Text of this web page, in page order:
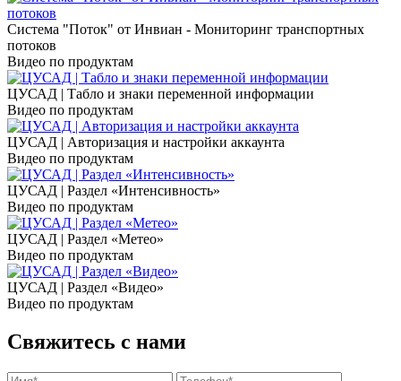
Система "Поток" от Инвиан - Мониторинг транспортных
потоков
Видео по продуктам
ЦУСАД | Табло и знаки переменной информации
Видео по продуктам
ЦУСАД | Авторизация и настройки аккаунта
Видео по продуктам
ЦУСАД | Раздел «Интенсивность»
Видео по продуктам
ЦУСАД | Раздел «Метео»
Видео по продуктам
ЦУСАД | Раздел «Видео»
Видео по продуктам
Свяжитесь с нами